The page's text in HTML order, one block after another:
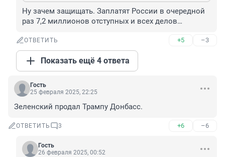
Ну зачем защищать. Заплатят России в очередной
раз 7,2 миллионов отступных и всех делов…
ОТВЕТИТЬ +5 –3
Показать ещё 4 ответа
Гость
25 февраля 2025, 22:25
Зеленский продал Трампу Донбасс.
ОТВЕТИТЬ 3 +6 –6
Гость
26 февраля 2025, 00:52